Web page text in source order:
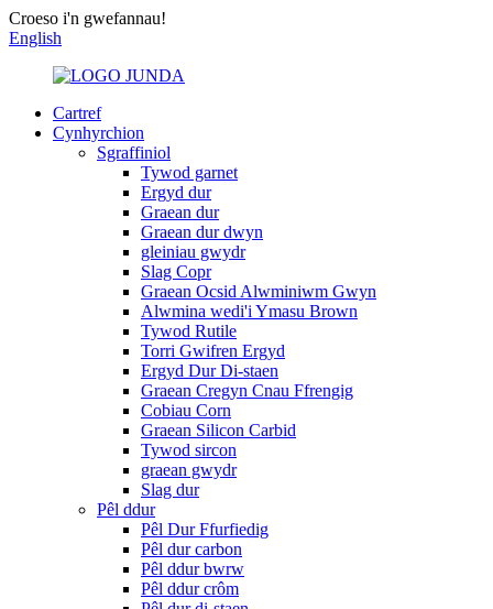
Croeso i'n gwefannau!
English
Cartref
Cynhyrchion
Sgraffiniol
Tywod garnet
Ergyd dur
Graean dur
Graean dur dwyn
gleiniau gwydr
Slag Copr
Graean Ocsid Alwminiwm Gwyn
Alwmina wedi'i Ymasu Brown
Tywod Rutile
Torri Gwifren Ergyd
Ergyd Dur Di-staen
Graean Cregyn Cnau Ffrengig
Cobiau Corn
Graean Silicon Carbid
Tywod sircon
graean gwydr
Slag dur
Pêl ddur
Pêl Dur Ffurfiedig
Pêl dur carbon
Pêl ddur bwrw
Pêl ddur crôm